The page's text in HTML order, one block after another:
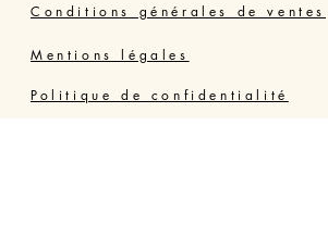
Conditions générales de ventes
Mentions légales
Politique de confidentialité